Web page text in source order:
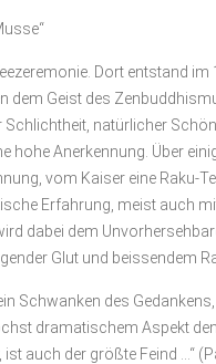
Dort entstand
dem Geist des
natürlicher
hohe Anerkennung. Über
vom Kaiser eine Raku-
Erfahrung, meist auch
dabei dem
Glut und beissendem
Schwanken des
dramatischem Aspekt
auch der größte Feind …“